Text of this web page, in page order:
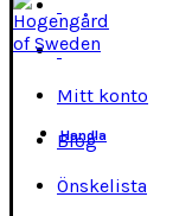
Mitt konto
Blog
Önskelista
Handla